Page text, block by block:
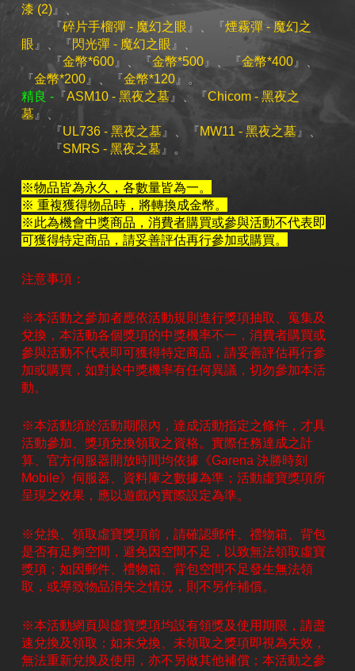
漆 (2)』、
『碎片手榴彈 - 魔幻之眼 』、『煙霧彈 - 魔幻之
眼 』、『閃光彈 - 魔幻之眼 』、
『金幣*600』、『金幣*500』、『金幣*400』、
『金幣*200』、『金幣*120』。
精良 -『ASM10 - 黑夜之墓 』、『Chicom - 黑夜之
墓 』、
『UL736 - 黑夜之墓 』、『MW11 - 黑夜之墓 』、
『SMRS - 黑夜之墓 』。
※物品皆為永久，各數量皆為一。
※ 重複獲得物品時，將轉換成金幣。
※此為機會中獎商品，消費者購買或參與活動不代表即
可獲得特定商品，請妥善評估再行參加或購買。
注意事項：
※本活動之參加者應依活動規則進行獎項抽取、蒐集及
兌換，本活動各個獎項的中獎機率不一，消費者購買或
參與活動不代表即可獲得特定商品，請妥善評估再行參
加或購買，如對於中獎機率有任何異議，切勿參加本活
動。
※本活動須於活動期限內，達成活動指定之條件，才具
活動參加、獎項兌換領取之資格。實際任務達成之計
算、官方伺服器開放時間均依據《Garena 決勝時刻
Mobile》伺服器、資料庫之數據為準；活動虛寶獎項所
呈現之效果，應以遊戲內實際設定為準。
※兌換、領取虛寶獎項前，請確認郵件、禮物箱、背包
是否有足夠空間，避免因空間不足，以致無法領取虛寶
獎項；如因郵件、禮物箱、背包空間不足發生無法領
取，或導致物品消失之情況，則不另作補償。
※本活動網頁與虛寶獎項均設有領獎及使用期限，請盡
速兌換及領取；如未兌換、未領取之獎項即視為失效，
無法重新兌換及使用，亦不另做其他補償；本活動之參